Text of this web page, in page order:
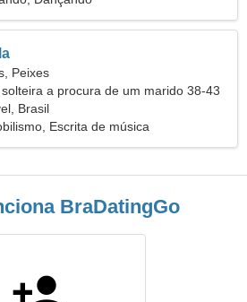
Peixes
a procura de um marido 38-43
Brasil
Escrita de música
BraDatingGo